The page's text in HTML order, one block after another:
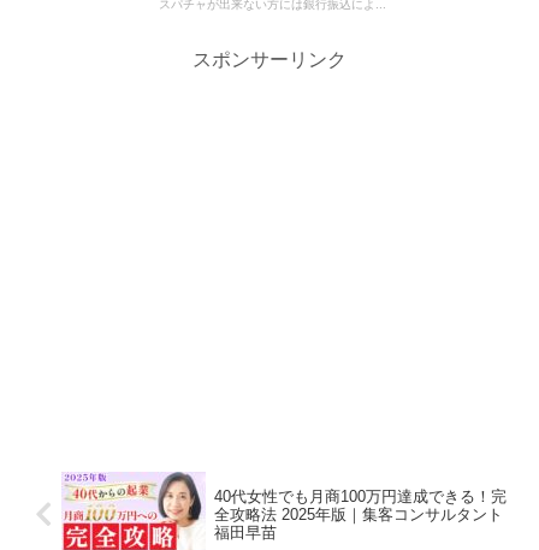
スパチャが出来ない方には銀行振込によ...
スポンサーリンク
40代女性でも月商100万円達成できる！完
全攻略法 2025年版｜集客コンサルタント
福田早苗